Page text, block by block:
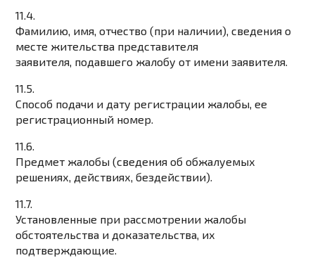
11.4.
Фамилию, имя, отчество (при наличии), сведения о
месте жительства представителя
заявителя, подавшего жалобу от имени заявителя.
11.5.
Способ подачи и дату регистрации жалобы, ее
регистрационный номер.
11.6.
Предмет жалобы (сведения об обжалуемых
решениях, действиях, бездействии).
11.7.
Установленные при рассмотрении жалобы
обстоятельства и доказательства, их
подтверждающие.